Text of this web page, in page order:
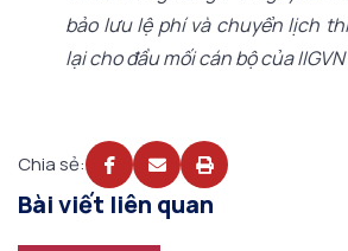
bảo lưu lệ phí và chuyển lịch
lại cho đầu mối cán bộ của
Chia sẻ:
Bài viết liên quan